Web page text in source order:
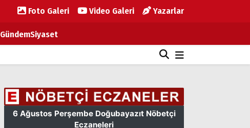
Foto Galeri Video Galeri Yazarlar
GündemSiyaset